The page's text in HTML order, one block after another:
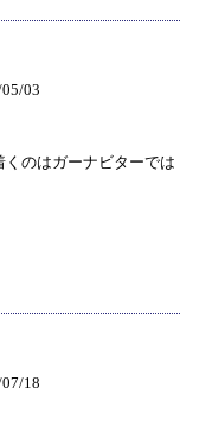
03
のはガーナビターでは
18